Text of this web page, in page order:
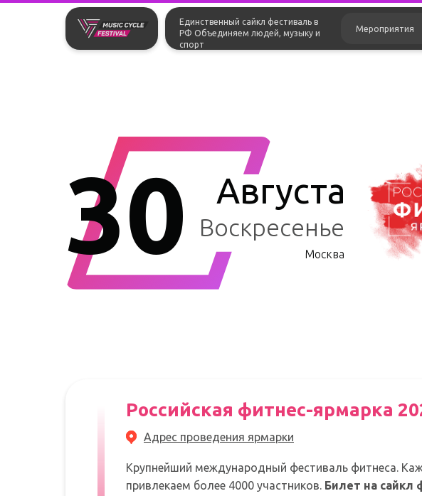
Единственный сайкл фестиваль в
РФ Объединяем людей, музыку и
спорт
Мероприятия
Крупнейший международный фестиваль фитнеса.
привлекаем более 4000 участников. Билет на сайкл
Адрес проведения ярмарки
Российская фитнес-ярмарка
Воскресенье
Москва
Августа
30